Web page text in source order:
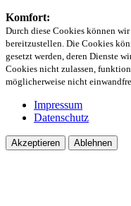
Komfort:
Durch diese Cookies können
bereitzustellen. Die Cookies
gesetzt werden, deren Dienste
Cookies nicht zulassen,
möglicherweise nicht
Impressum
Datenschutz
Akzeptieren Ablehnen